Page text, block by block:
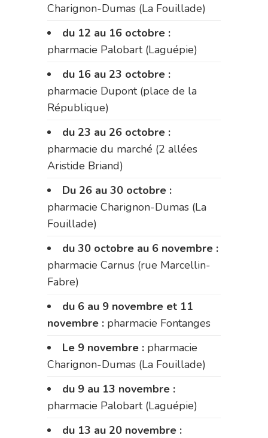
Charignon-Dumas (La Fouillade)
du 12 au 16 octobre :
pharmacie Palobart (Laguépie)
du 16 au 23 octobre :
pharmacie Dupont (place de la
République)
du 23 au 26 octobre :
pharmacie du marché (2 allées
Aristide Briand)
Du 26 au 30 octobre :
pharmacie Charignon-Dumas (La
Fouillade)
du 30 octobre au 6 novembre :
pharmacie Carnus (rue Marcellin-
Fabre)
du 6 au 9 novembre et 11
novembre : pharmacie Fontanges
Le 9 novembre : pharmacie
Charignon-Dumas (La Fouillade)
du 9 au 13 novembre :
pharmacie Palobart (Laguépie)
du 13 au 20 novembre :